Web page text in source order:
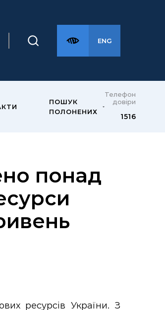
ENG
ПОШУК
ПОЛОНЕНИХ
Телефон
довіри
1516
понад
ресурсів України. З